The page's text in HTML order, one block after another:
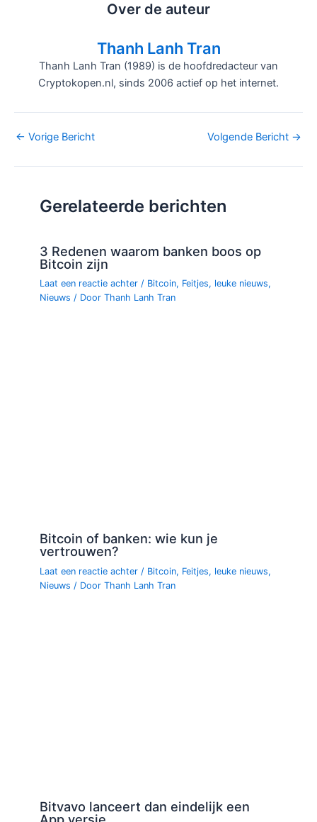
Over de auteur
Thanh Lanh Tran
Thanh Lanh Tran (1989) is de hoofdredacteur van
Cryptokopen.nl, sinds 2006 actief op het internet.
Bericht
← Vorige Bericht Volgende Bericht →
Gerelateerde berichten
3 Redenen waarom banken boos op
Bitcoin zijn
Laat een reactie achter / Bitcoin, Feitjes, leuke nieuws,
Nieuws / DoorThanh Lanh Tran
Bitcoin of banken: wie kun je
vertrouwen?
Laat een reactie achter / Bitcoin, Feitjes, leuke nieuws,
Nieuws / DoorThanh Lanh Tran
Bitvavo lanceert dan eindelijk een